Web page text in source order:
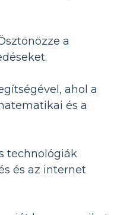
a
ahol a
és a
technológiák
és az internet